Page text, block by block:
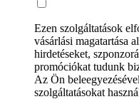
Ezen szolgáltatások
vásárlási magatartása
hirdetéseket,
promóciókat tudunk
Az Ön
szolgáltatásokat